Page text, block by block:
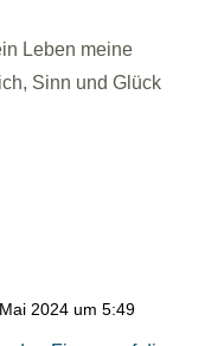
Leben meine
Sinn und Glück
2024 um 5:49